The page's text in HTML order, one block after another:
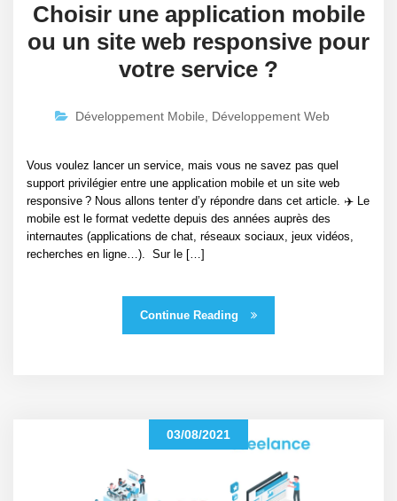
Choisir une application mobile
ou un site web responsive pour
votre service ?
Développement Mobile Développement Web
Vous voulez lancer un service, mais vous ne savez pas quel
support privilégier entre une application mobile et un site web
responsive ? Nous allons tenter d’y répondre dans cet article. ✈️ Le
mobile est le format vedette depuis des années auprès des
internautes (applications de chat, réseaux sociaux, jeux vidéos,
recherches en ligne…). Sur le […]
Continue Reading
03/08/2021